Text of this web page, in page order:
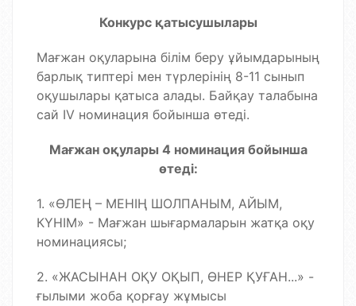
Конкурс қатысушылары
Мағжан оқуларына білім беру ұйымдарының
барлық типтері мен түрлерінің 8-11 сынып
оқушылары қатыса алады. Байқау талабына
сай ІV номинация бойынша өтеді.
Мағжан оқулары 4 номинация бойынша
өтеді:
1. «ӨЛЕҢ – МЕНІҢ ШОЛПАНЫМ, АЙЫМ,
КҮНІМ» - Мағжан шығармаларын жатқа оқу
номинациясы;
2. «ЖАСЫНАН ОҚУ ОҚЫП, ӨНЕР ҚУҒАН...» -
ғылыми жоба қорғау жұмысы